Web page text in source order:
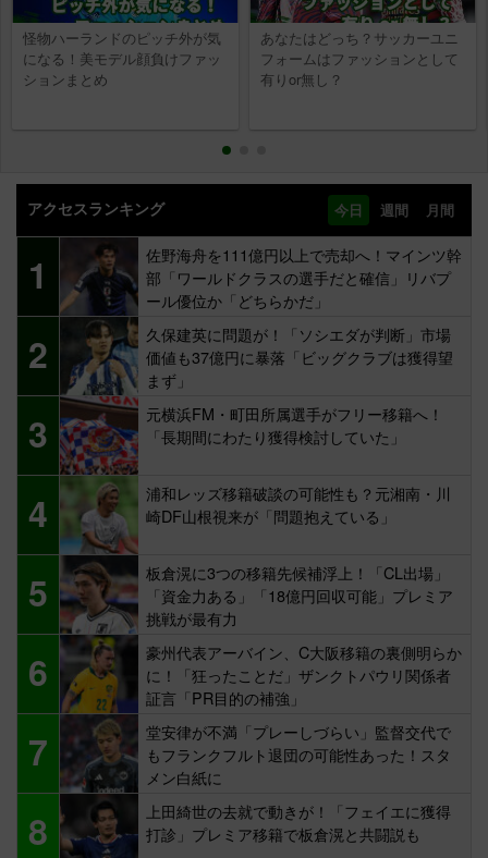
怪物ハーランドのピッチ外が気
になる！美モデル顔負けファッ
ションまとめ
あなたはどっち？サッカーユニ
フォームはファッションとして
有りor無し？
アクセスランキング 今日 週間 月間
1
佐野海舟を111億円以上で売却へ！マインツ幹
部「ワールドクラスの選手だと確信」リバプ
ール優位か「どちらかだ」
2
久保建英に問題が！「ソシエダが判断」市場
価値も37億円に暴落「ビッグクラブは獲得望
まず」
3
元横浜FM・町田所属選手がフリー移籍へ！
「長期間にわたり獲得検討していた」
4
浦和レッズ移籍破談の可能性も？元湘南・川
崎DF山根視来が「問題抱えている」
5
板倉滉に3つの移籍先候補浮上！「CL出場」
「資金力ある」「18億円回収可能」プレミア
挑戦が最有力
6
豪州代表アーバイン、C大阪移籍の裏側明らか
に！「狂ったことだ」ザンクトパウリ関係者
証言「PR目的の補強」
7
堂安律が不満「プレーしづらい」監督交代で
もフランクフルト退団の可能性あった！スタ
メン白紙に
8
上田綺世の去就で動きが！「フェイエに獲得
打診」プレミア移籍で板倉滉と共闘説も